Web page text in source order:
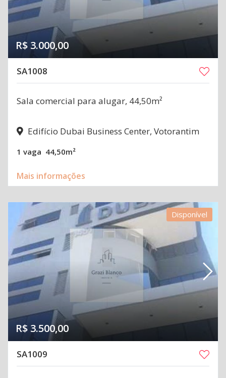
R$ 3.000,00
SA1008
Sala comercial para alugar, 44,50m²
Edifício Dubai Business Center, Votorantim
1 vaga 44,50m²
Mais informações
Disponível
R$ 3.500,00
SA1009